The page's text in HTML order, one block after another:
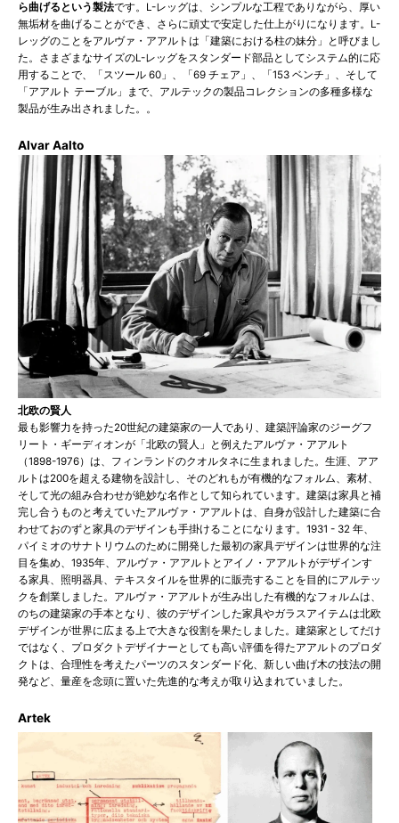
ら曲げるという製法です。L-レッグは、シンプルな工程でありながら、厚い
無垢材を曲げることができ、さらに頑丈で安定した仕上がりになります。L-
レッグのことをアルヴァ・アアルトは「建築における柱の妹分」と呼びまし
た。さまざまなサイズのL-レッグをスタンダード部品としてシステム的に応
用することで、「スツール 60」、「69 チェア」、「153 ベンチ」、そして
「アアルト テーブル」まで、アルテックの製品コレクションの多種多様な
製品が生み出されました。。
Alvar Aalto
北欧の賢人
最も影響力を持った20世紀の建築家の一人であり、建築評論家のジーグフ
リート・ギーディオンが「北欧の賢人」と例えたアルヴァ・アアルト
（1898-1976）は、フィンランドのクオルタネに生まれました。生涯、アア
ルトは200を超える建物を設計し、そのどれもが有機的なフォルム、素材、
そして光の組み合わせが絶妙な名作として知られています。建築は家具と補
完し合うものと考えていたアルヴァ・アアルトは、自身が設計した建築に合
わせておのずと家具のデザインも手掛けることになります。1931 - 32 年、
パイミオのサナトリウムのために開発した最初の家具デザインは世界的な注
目を集め、1935年、アルヴァ・アアルトとアイノ・アアルトがデザインす
る家具、照明器具、テキスタイルを世界的に販売することを目的にアルテッ
クを創業しました。アルヴァ・アアルトが生み出した有機的なフォルムは、
のちの建築家の手本となり、彼のデザインした家具やガラスアイテムは北欧
デザインが世界に広まる上で大きな役割を果たしました。建築家としてだけ
ではなく、プロダクトデザイナーとしても高い評価を得たアアルトのプロダ
クトは、合理性を考えたパーツのスタンダード化、新しい曲げ木の技法の開
発など、量産を念頭に置いた先進的な考えが取り込まれていました。
Artek